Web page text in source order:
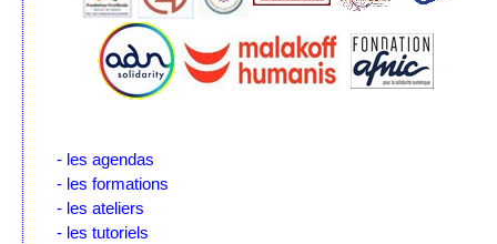
- les agendas
- les formations
- les ateliers
- les tutoriels